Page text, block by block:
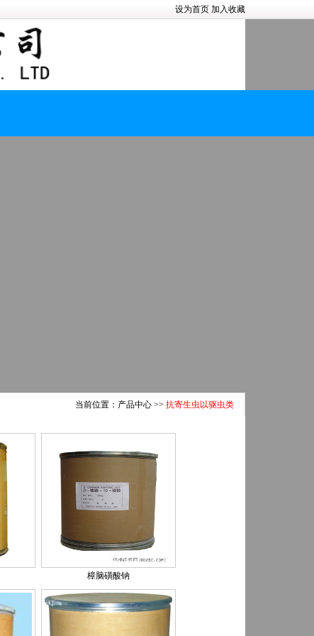
设为首页 加入收藏
当前位置： 产品中心 >> 抗寄生虫以驱虫类
樟脑磺酸钠